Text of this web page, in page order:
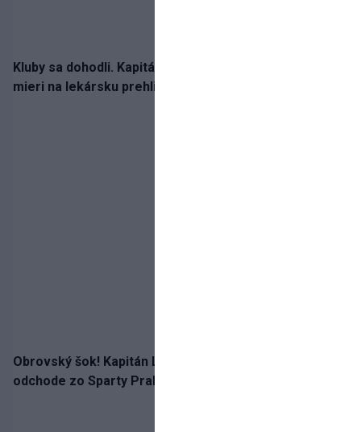
Kluby sa dohodli. Kapitán Sparty Praha Lukáš Haraslín
mieri na lekársku prehliadku
Obrovský šok! Kapitán Lukáš Haraslín je údajne na
odchode zo Sparty Praha